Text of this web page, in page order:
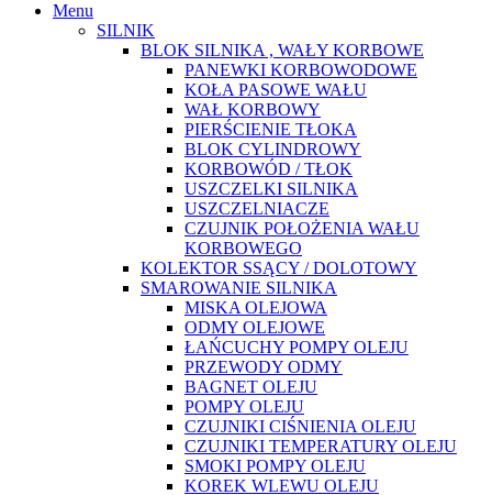
Menu
SILNIK
BLOK SILNIKA , WAŁY KORBOWE
PANEWKI KORBOWODOWE
KOŁA PASOWE WAŁU
WAŁ KORBOWY
PIERŚCIENIE TŁOKA
BLOK CYLINDROWY
KORBOWÓD / TŁOK
USZCZELKI SILNIKA
USZCZELNIACZE
CZUJNIK POŁOŻENIA WAŁU
KORBOWEGO
KOLEKTOR SSĄCY / DOLOTOWY
SMAROWANIE SILNIKA
MISKA OLEJOWA
ODMY OLEJOWE
ŁAŃCUCHY POMPY OLEJU
PRZEWODY ODMY
BAGNET OLEJU
POMPY OLEJU
CZUJNIKI CIŚNIENIA OLEJU
CZUJNIKI TEMPERATURY OLEJU
SMOKI POMPY OLEJU
KOREK WLEWU OLEJU